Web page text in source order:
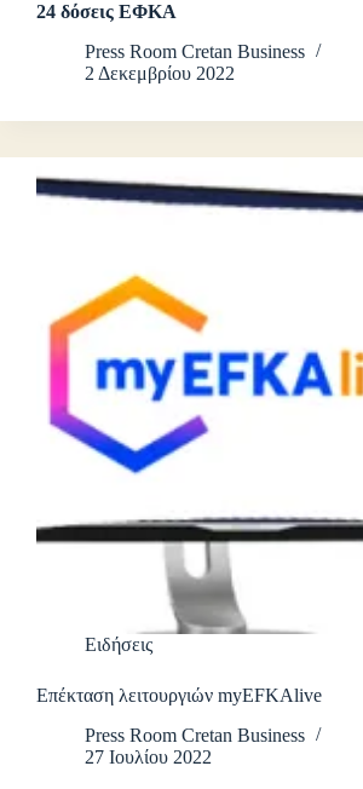
24 δόσεις ΕΦΚΑ
Press Room Cretan Business
2 Δεκεμβρίου 2022
Ειδήσεις
Επέκταση λειτουργιών myEFKAlive
Press Room Cretan Business
27 Ιουλίου 2022